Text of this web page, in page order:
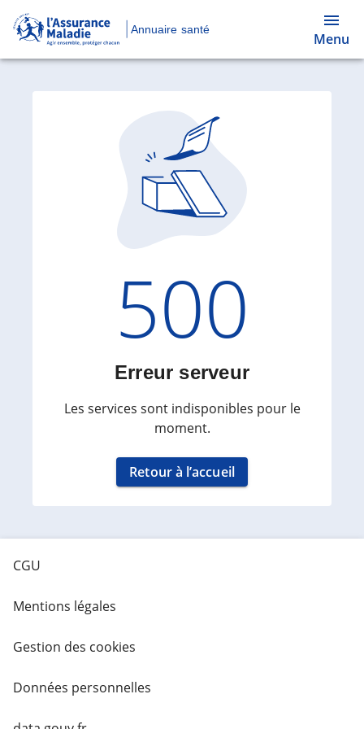
Annuaire santé
Menu
Code
500
Erreur serveur
Les services sont indisponibles pour le
moment.
Retour à l’accueil
CGU
Mentions légales
Gestion des cookies
Données personnelles